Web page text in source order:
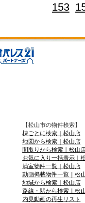
153
【松山市の物件検索】
棟ごとに検索｜松山店
地図から検索｜松山店
間取りから検索｜松山
お気に入り一括表示｜
満室物件一覧｜松山店
動画掲載物件一覧｜松
地域から検索｜松山店
路線・駅から検索｜松
内見動画の再生リスト